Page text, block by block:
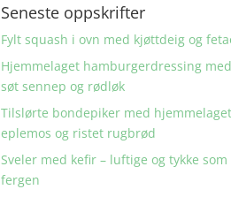
Seneste oppskrifter
Fylt squash i ovn med kjøttdeig og
Hjemmelaget hamburgerdressing med
søt sennep og rødløk
Tilslørte bondepiker med hjemmelaget
eplemos og ristet rugbrød
Sveler med kefir – luftige og tykke som
fergen